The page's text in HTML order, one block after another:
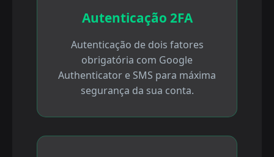
Autenticação 2FA
Autenticação de dois fatores
obrigatória com Google
Authenticator e SMS para máxima
segurança da sua conta.